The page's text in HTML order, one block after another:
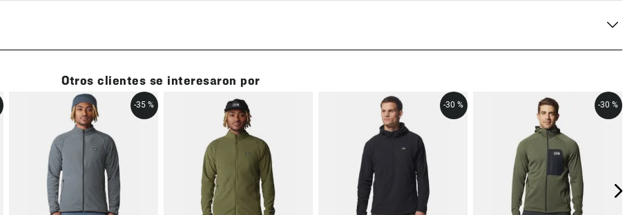
Otros clientes se interesaron por
-35 % -30 % -30 %